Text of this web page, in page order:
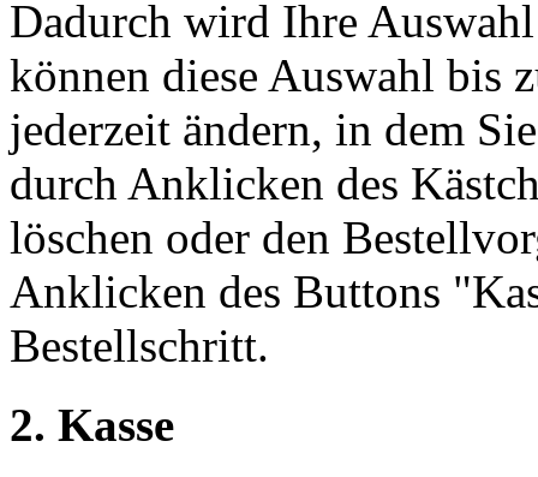
Dadurch wird Ihre
können diese Auswahl bis
jederzeit ändern, in dem
durch Anklicken des
löschen oder den
Anklicken des Buttons
Bestellschritt.
2. Kasse